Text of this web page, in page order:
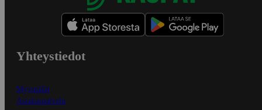
Yhteystiedot
Myymälät
Asiakaspalvelu